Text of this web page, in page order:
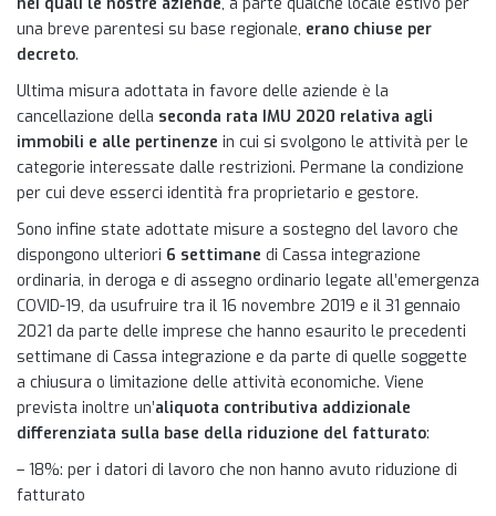
una breve parentesi su base regionale, erano chiuse per
decreto.
Ultima misura adottata in favore delle aziende è la
cancellazione della ​ seconda rata IMU 2020 relativa agli
immobili e alle pertinenze in cui si svolgono le attività per le
categorie interessate dalle restrizioni. Permane la condizione
per cui deve esserci identità fra proprietario e gestore.
Sono infine state adottate misure a sostegno del lavoro che
dispongono ulteriori ​ 6 settimane ​di Cassa integrazione
ordinaria, in deroga e di assegno ordinario legate all’emergenza
COVID-19, da usufruire tra il 16 novembre 2019 e il 31 gennaio
2021 da parte delle imprese che hanno esaurito le precedenti
settimane di Cassa integrazione e da parte di quelle soggette
a chiusura o limitazione delle attività economiche. Viene
prevista inoltre un’​aliquota contributiva addizionale
differenziata sulla base della riduzione del fatturato:
– 18%: per i datori di lavoro che non hanno avuto riduzione di
fatturato